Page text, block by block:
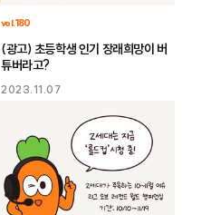
vol.180
(광고) 초등학생 인기 장래희망이 버
튜버라고?
2023.11.07